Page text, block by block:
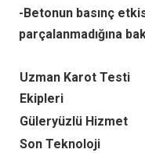
-Betonun basınç
parçalanmadığına
Uzman Karot Testi
Ekipleri
Güleryüzlü Hizmet
Son Teknoloji